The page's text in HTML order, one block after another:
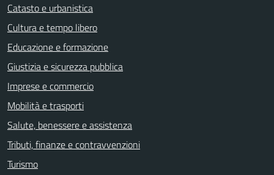
Catasto e urbanistica
Cultura e tempo libero
Educazione e formazione
Giustizia e sicurezza pubblica
Imprese e commercio
Mobilità e trasporti
Salute, benessere e assistenza
Tributi, finanze e contravvenzioni
Turismo